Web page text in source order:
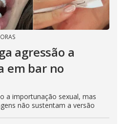
agressão a
em bar no
a importunação sexual, mas
não sustentam a versão